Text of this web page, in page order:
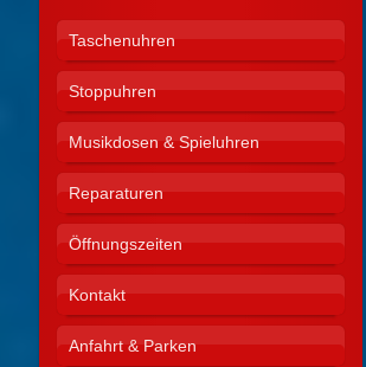
Taschenuhren
Stoppuhren
Musikdosen & Spieluhren
Reparaturen
Öffnungszeiten
Kontakt
Anfahrt & Parken